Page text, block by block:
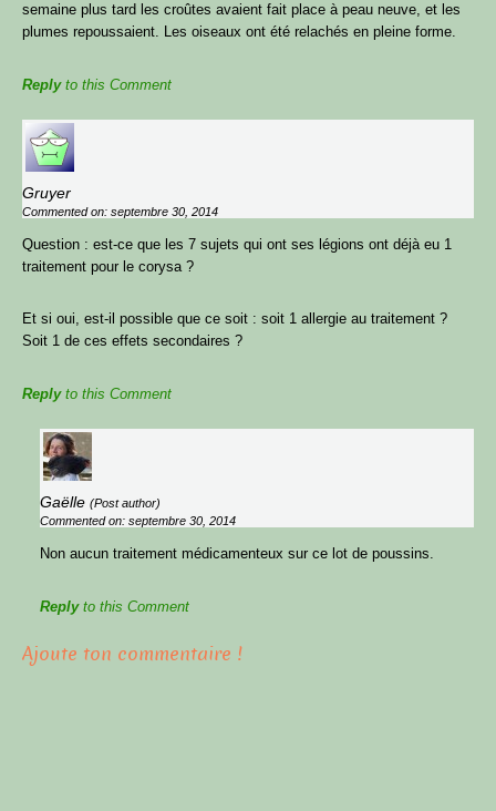
semaine plus tard les croûtes avaient fait place à peau neuve, et les
plumes repoussaient. Les oiseaux ont été relachés en pleine forme.
Replyto this Comment
Gruyer
Commented on: septembre 30, 2014
Question : est-ce que les 7 sujets qui ont ses légions ont déjà eu 1
traitement pour le corysa ?
Et si oui, est-il possible que ce soit : soit 1 allergie au traitement ?
Soit 1 de ces effets secondaires ?
Replyto this Comment
Gaëlle (Post author)
Commented on: septembre 30, 2014
Non aucun traitement médicamenteux sur ce lot de poussins.
Replyto this Comment
Ajoute ton commentaire !